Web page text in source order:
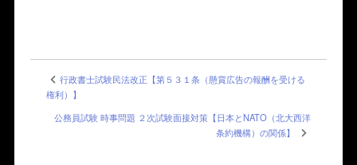
行政書士試験民法改正【第５３１条（懸賞広告の報酬を受ける
権利）】
公務員試験 時事問題 ２次試験面接対策【日本とNATO（北大西洋
条約機構）の関係】